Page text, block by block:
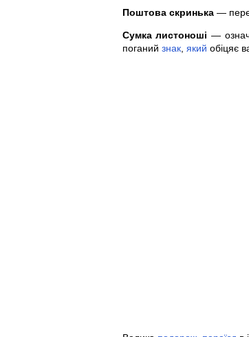
Поштова скринька—
Сумка листоноші —
поганий знак, який обіцяє